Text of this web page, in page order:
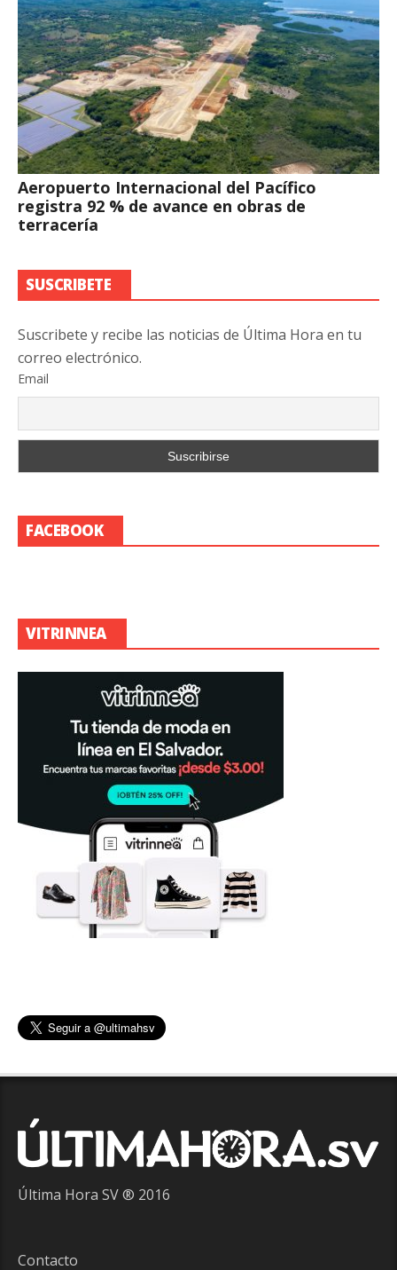
Aeropuerto Internacional del Pacífico
registra 92 % de avance en obras de
terracería
SUSCRIBETE
Suscribete y recibe las noticias de Última Hora en tu
correo electrónico.
Email
FACEBOOK
VITRINNEA
Última Hora SV ® 2016
Contacto